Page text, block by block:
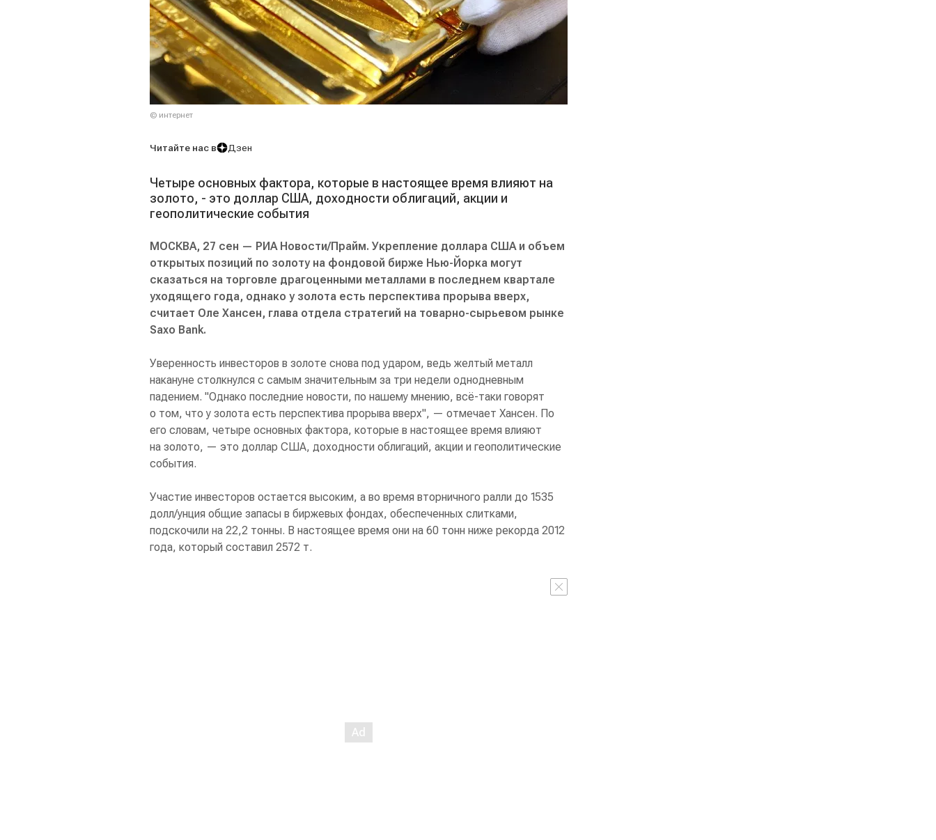
© интернет
Читайте нас в Дзен
Четыре основных фактора, которые в настоящее время влияют на
золото, - это доллар США, доходности облигаций, акции и
геополитические события
МОСКВА, 27 сен — РИА Новости/Прайм. Укрепление доллара США и объем
открытых позиций по золоту на фондовой бирже Нью-Йорка могут
сказаться на торговле драгоценными металлами в последнем квартале
уходящего года, однако у золота есть перспектива прорыва вверх,
считает Оле Хансен, глава отдела стратегий на товарно-сырьевом рынке
Saxo Bank.
Уверенность инвесторов в золоте снова под ударом, ведь желтый металл
накануне столкнулся с самым значительным за три недели однодневным
падением. "Однако последние новости, по нашему мнению, всё-таки говорят
о том, что у золота есть перспектива прорыва вверх", — отмечает Хансен. По
его словам, четыре основных фактора, которые в настоящее время влияют
на золото, — это доллар США, доходности облигаций, акции и геополитические
события.
Участие инвесторов остается высоким, а во время вторничного ралли до 1535
долл/унция общие запасы в биржевых фондах, обеспеченных слитками,
подскочили на 22,2 тонны. В настоящее время они на 60 тонн ниже рекорда 2012
года, который составил 2572 т.